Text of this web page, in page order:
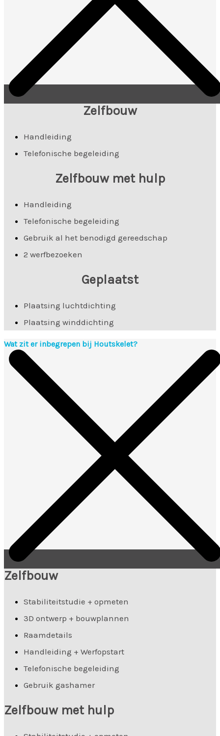
Zelfbouw
Handleiding
Telefonische begeleiding
Zelfbouw met hulp
Handleiding
Telefonische begeleiding
Gebruik al het benodigd gereedschap
2 werfbezoeken
Geplaatst
Plaatsing luchtdichting
Plaatsing winddichting
Wat zit er inbegrepen bij Houtskelet?
Zelfbouw
Stabiliteitstudie + opmeten
3D ontwerp + bouwplannen
Raamdetails
Handleiding + Werfopstart
Telefonische begeleiding
Gebruik gashamer
Zelfbouw met hulp